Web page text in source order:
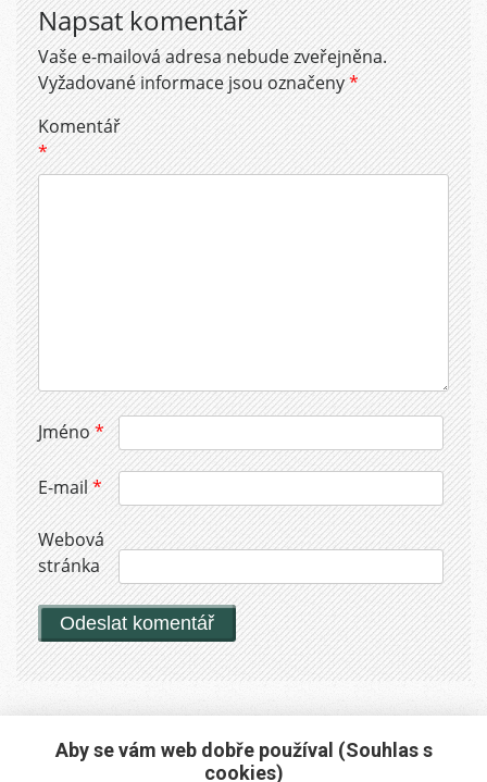
Napsat komentář
Vaše e-mailová adresa nebude zveřejněna.
Vyžadované informace jsou označeny*
Komentář
*
Jméno*
E-mail*
Webová
stránka
Aby se vám web dobře používal (Souhlas s
cookies)